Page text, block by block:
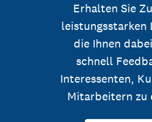
Erhalten Sie
leistungsstarken
die Ihnen
schnell
Interessenten,
Mitarbeitern zu